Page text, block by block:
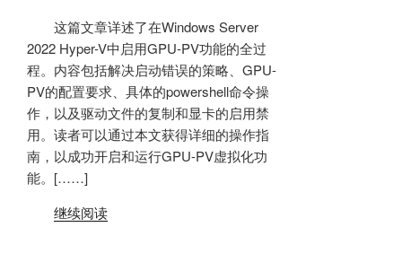
这篇文章详述了在Windows Server
2022 Hyper-V中启用GPU-PV功能的全过
程。内容包括解决启动错误的策略、GPU-
PV的配置要求、具体的powershell命令操
作，以及驱动文件的复制和显卡的启用禁
用。读者可以通过本文获得详细的操作指
南，以成功开启和运行GPU-PV虚拟化功
能。[……]
继续阅读